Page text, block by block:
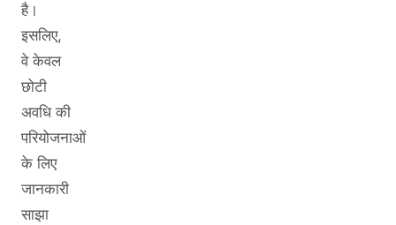
है।
इसलिए,
वे केवल
छोटी
अवधि की
परियोजनाओं
के लिए
जानकारी
साझा